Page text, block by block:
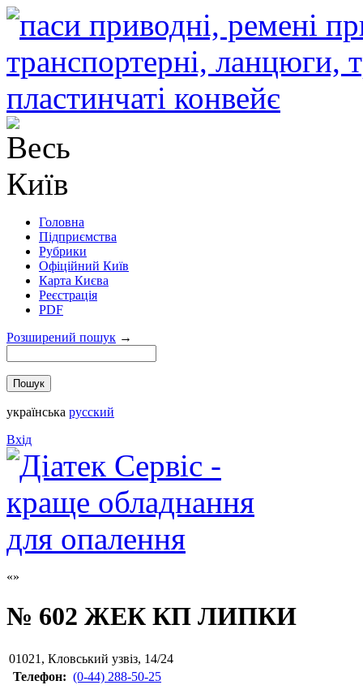
Головна
Підприємства
Рубрики
Офіційний Київ
Карта Києва
Реєстрація
PDF
Розширений пошук →
українська русский
Вхід
№ 602 ЖЕК КП ЛИПКИ
01021 , Кловський узвіз, 14/24
Телефон: (0-44) 288-50-25